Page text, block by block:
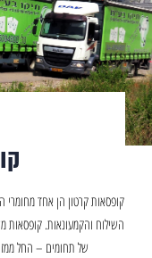
קופסאות קרטון הן אחד מחומרי
השילוח והקמעונאות. קופסאות
של תחומים – החל